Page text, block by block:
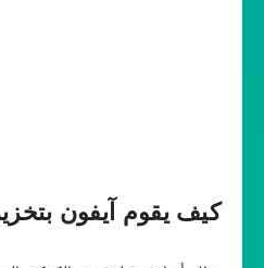
كيف يقوم آيفون